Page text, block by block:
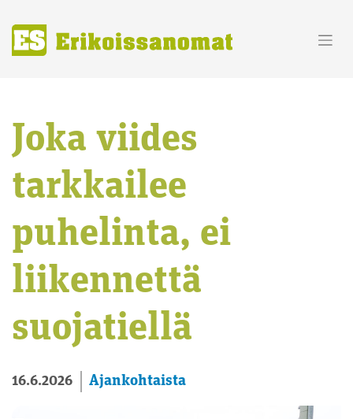
content
Joka viides
tarkkailee
puhelinta, ei
liikennettä
suojatiellä
16.6.2026 Ajankohtaista